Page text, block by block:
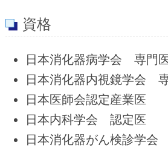
資格
日本消化器病学会 専門
日本消化器内視鏡学会
日本医師会認定産業医
日本内科学会 認定医
日本消化器がん検診学